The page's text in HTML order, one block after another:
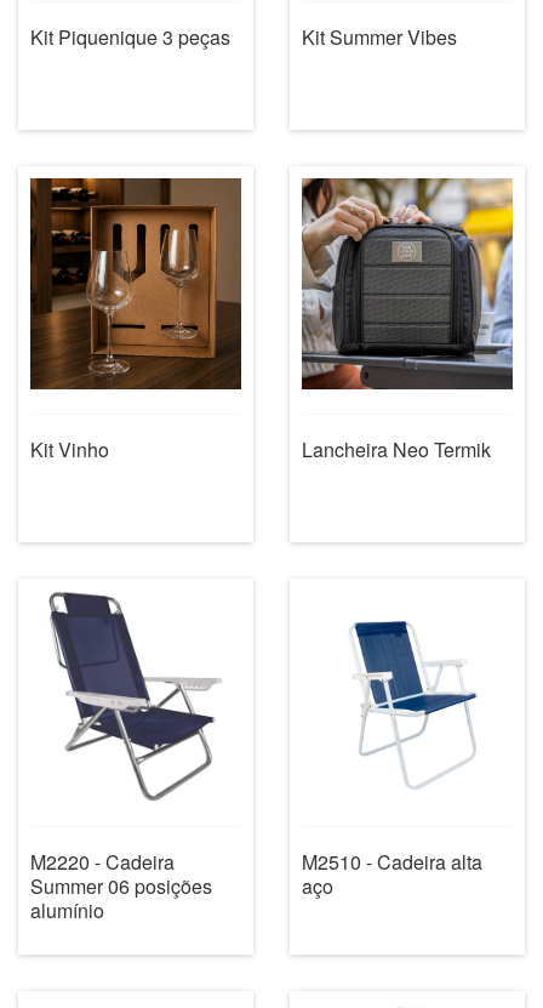
Kit Piquenique 3 peças Kit Summer Vibes
Kit Vinho Lancheira Neo Termik
M2220 - Cadeira
Summer 06 posições
alumínio
M2510 - Cadeira alta
aço